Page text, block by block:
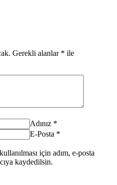
Gerekli alanlar * ile
Adınız *
E-Posta *
için adım, e-posta
kaydedilsin.